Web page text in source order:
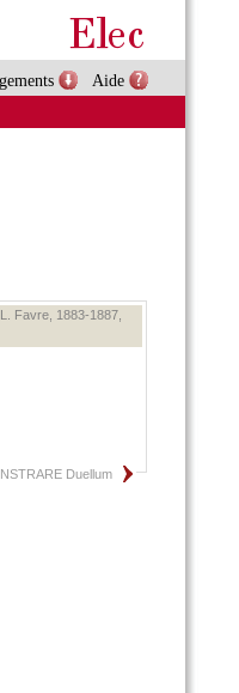
Aide
Favre, 1883‑1887,
Duellum